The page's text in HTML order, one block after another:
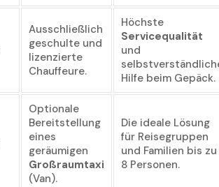
Ausschließlich
geschulte und
lizenzierte
Chauffeure.
Höchste
Servicequalität
und
Hilfe beim Gepäck.
Optionale
Bereitstellung
eines
geräumigen
Großraumtaxi
(Van).
Die ideale Lösung
für Reisegruppen
und Familien bis zu
8 Personen.